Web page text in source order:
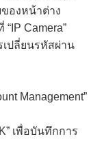
ของหน้าต่าง
“IP Camera”
เปลี่ยนรหัสผ่าน
Management”
เพื่อบันทึกการ